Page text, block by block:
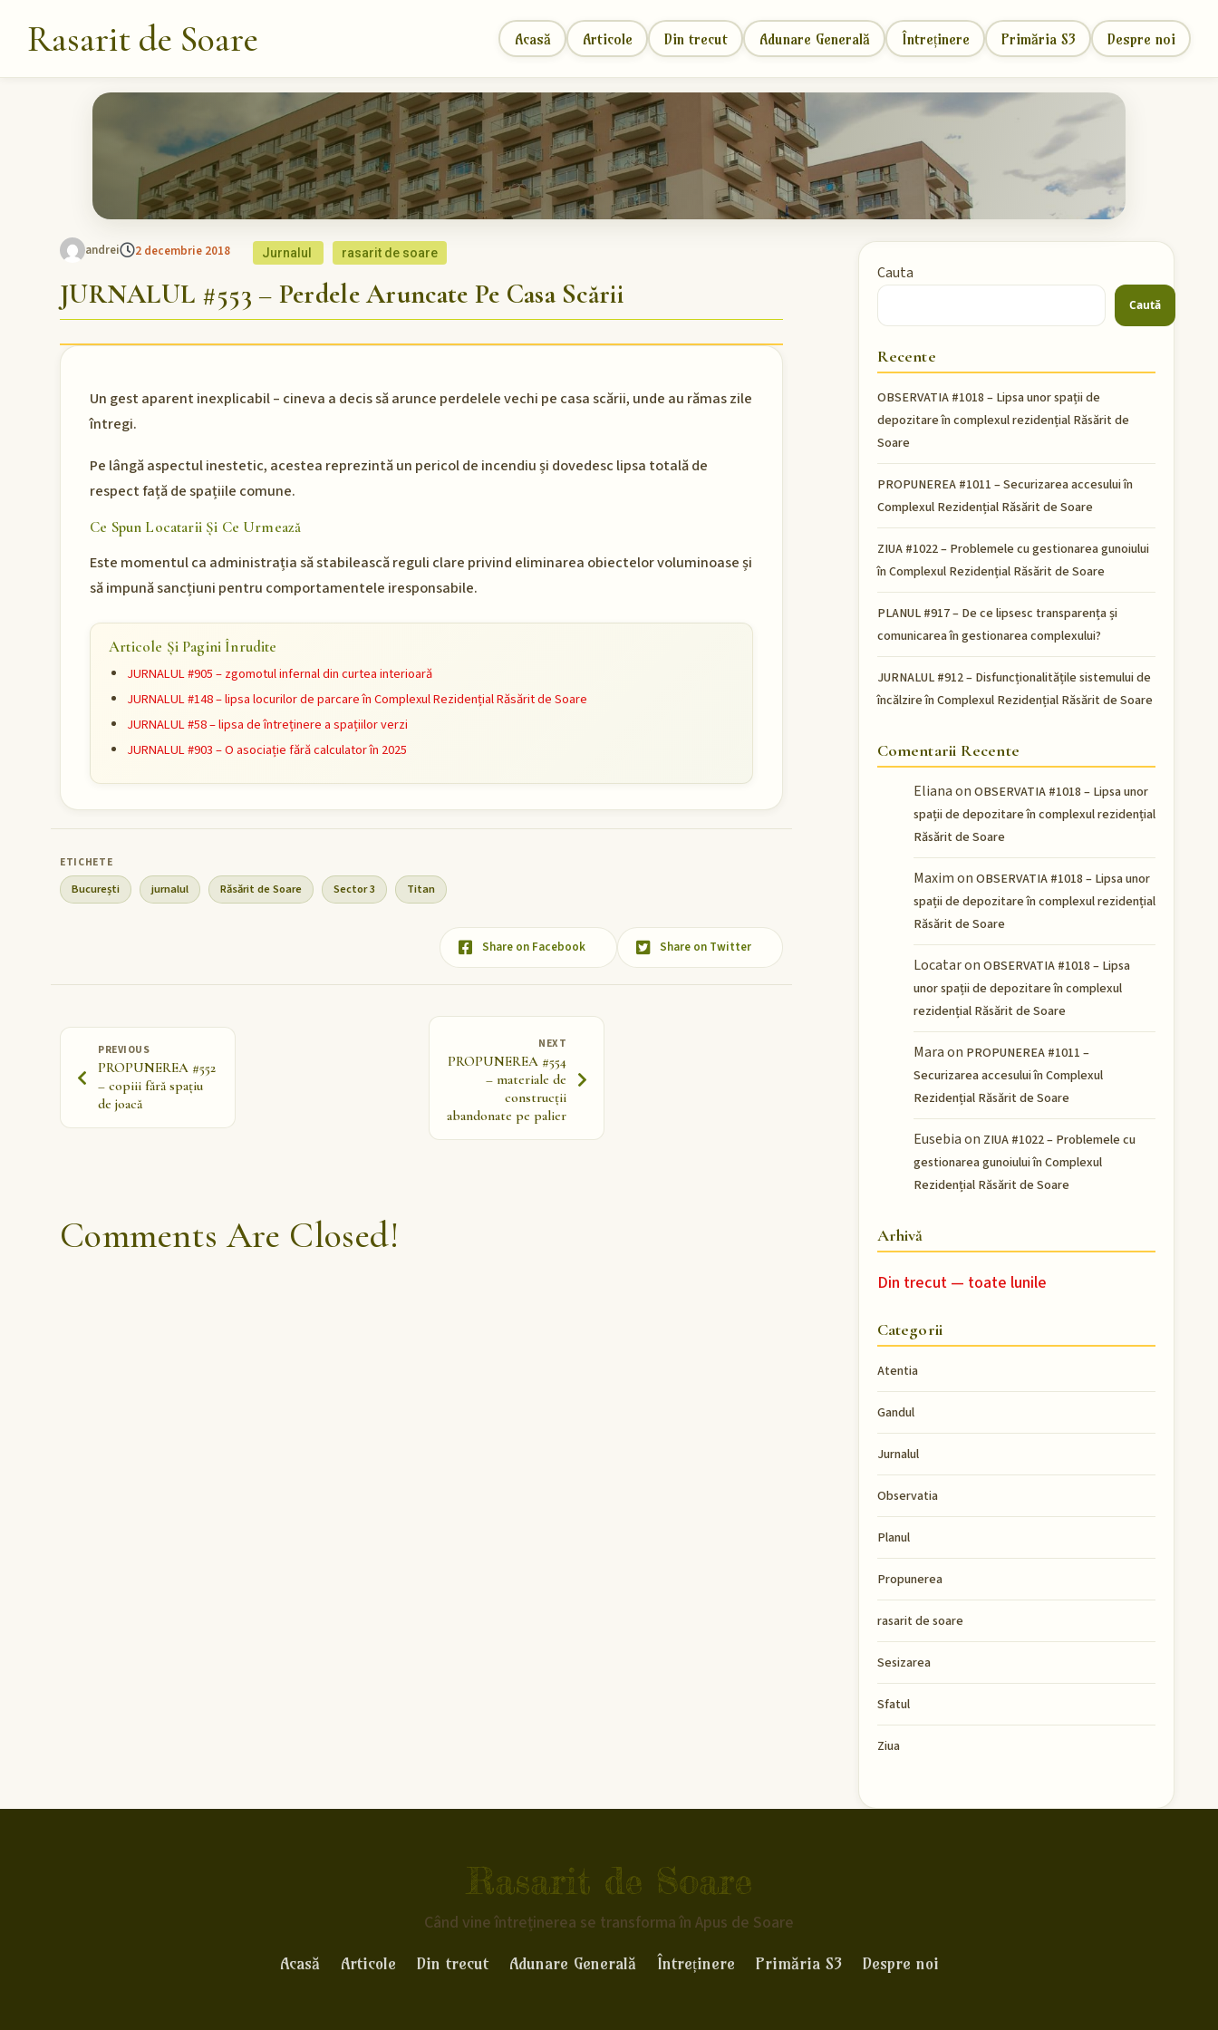
Rasarit de Soare Acasă Articole Din trecut Adunare Generală Întreținere Primăria S3 Despre noi
andrei 2 decembrie 2018 Jurnalul rasarit de soare
JURNALUL #553 – Perdele Aruncate Pe Casa Scării
Un gest aparent inexplicabil – cineva a decis să arunce perdelele vechi pe casa scării, unde au rămas zile
întregi.
Pe lângă aspectul inestetic, acestea reprezintă un pericol de incendiu și dovedesc lipsa totală de
respect față de spațiile comune.
Ce Spun Locatarii Și Ce Urmează
Este momentul ca administrația să stabilească reguli clare privind eliminarea obiectelor voluminoase și
să impună sancțiuni pentru comportamentele iresponsabile.
Articole Și Pagini Înrudite
JURNALUL #905 – zgomotul infernal din curtea interioară
JURNALUL #148 – lipsa locurilor de parcare în Complexul Rezidențial Răsărit de Soare
JURNALUL #58 – lipsa de întreținere a spațiilor verzi
JURNALUL #903 – O asociație fără calculator în 2025
București jurnalul Răsărit de Soare Sector 3 Titan
Share on Facebook Share on Twitter
PREVIOUS
PROPUNEREA #552
– copiii fără spațiu
de joacă
NEXT
PROPUNEREA #554
– materiale de
construcții
abandonate pe palier
Comments Are Closed!
Cauta
Caută
Recente
OBSERVATIA #1018 – Lipsa unor spații de
depozitare în complexul rezidențial Răsărit de
Soare
PROPUNEREA #1011 – Securizarea accesului în
Complexul Rezidențial Răsărit de Soare
ZIUA #1022 – Problemele cu gestionarea gunoiului
în Complexul Rezidențial Răsărit de Soare
PLANUL #917 – De ce lipsesc transparența și
comunicarea în gestionarea complexului?
JURNALUL #912 – Disfuncționalitățile sistemului de
încălzire în Complexul Rezidențial Răsărit de Soare
Comentarii Recente
Elianaon OBSERVATIA #1018 – Lipsa unor
spații de depozitare în complexul rezidențial
Răsărit de Soare
Maximon OBSERVATIA #1018 – Lipsa unor
spații de depozitare în complexul rezidențial
Răsărit de Soare
Locataron OBSERVATIA #1018 – Lipsa
unor spații de depozitare în complexul
rezidențial Răsărit de Soare
Maraon PROPUNEREA #1011 –
Securizarea accesului în Complexul
Rezidențial Răsărit de Soare
Eusebiaon ZIUA #1022 – Problemele cu
gestionarea gunoiului în Complexul
Rezidențial Răsărit de Soare
Arhivă
Din trecut — toate lunile
Categorii
Atentia
Gandul
Jurnalul
Observatia
Planul
Propunerea
rasarit de soare
Sesizarea
Sfatul
Ziua
Rasarit de Soare
Când vine întreținerea se transforma în Apus de Soare
Acasă Articole Din trecut Adunare Generală Întreținere Primăria S3 Despre noi